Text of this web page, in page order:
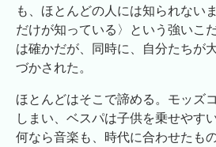
も、ほとんどの人には知られない
だけが知っている〉という強いこ
は確かだが、同時に、自分たちが
づかされた。
ほとんどはそこで諦める。モッズ
しまい、ベスパは子供を乗せやす
何なら音楽も、時代に合わせたも